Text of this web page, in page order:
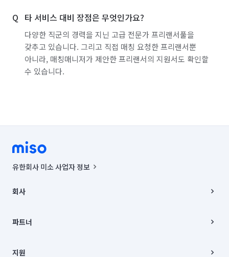
타 서비스 대비 장점은 무엇인가요?
다양한 직군의 경력을 지닌 고급 전문가 프리랜서풀을
갖추고 있습니다. 그리고 직접 매칭 요청한 프리랜서뿐
아니라, 매칭매니저가 제안한 프리랜서의 지원서도 확인할
수 있습니다.
유한회사 미소 사업자 정보
00019 |
주소 | 본사: 서울특별시 종로구 율곡로 6(중학동, 트윈트리빌딩) B동 5층
컨택센터 : 서울특별시 종로구 수송동 율곡로 24, 7층, 8층 미소
상품, 상품정보, 거래에 관한 의무와 책임은 거래당사자에게 있습니다.
회사
채용
파트너
이사
지원